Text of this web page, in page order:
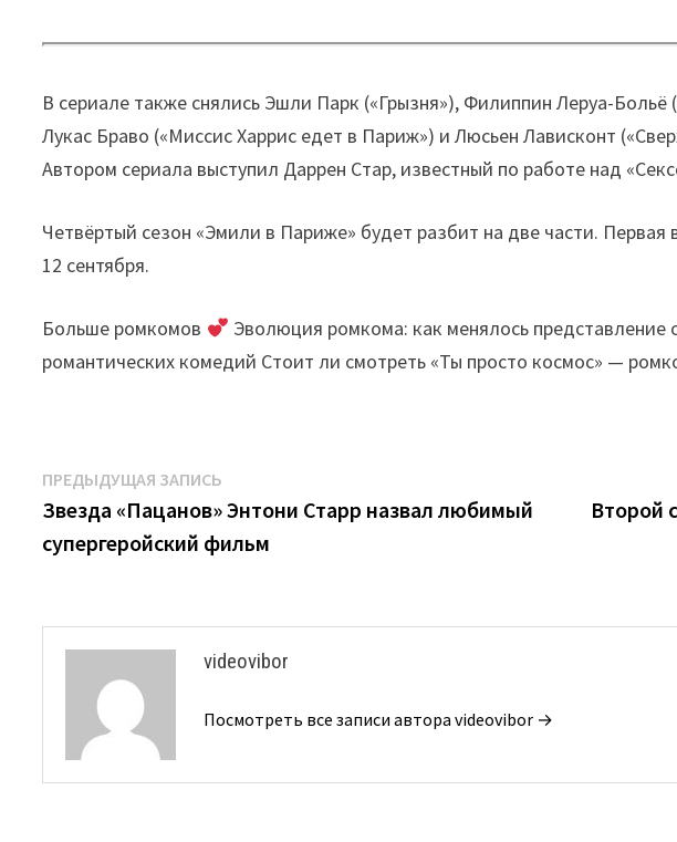
В сериале также снялись Эшли Парк («Грызня»), Филиппин Леруа-
Лукас Браво («Миссис Харрис едет в Париж») и Люсьен Лависконт
Автором сериала выступил Даррен Стар, известный по работе над
Четвёртый сезон «Эмили в Париже» будет разбит на две части.
12 сентября.
Больше ромкомов
Эволюция ромкома: как менялось
романтических комедий Стоит ли смотреть «Ты просто космос» —
Навигация
по
записям
ПРЕДЫДУЩАЯ ЗАПИСЬ
запись:
Звезда «Пацанов» Энтони Старр назвал любимый
супергеройский фильм
Второй
videovibor
Посмотреть все записи автора videovibor →